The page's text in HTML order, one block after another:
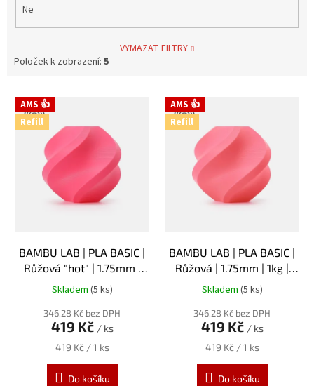
Ne
VYMAZAT FILTRY
Položek k zobrazení: 5
V AMS 👍
Refill
BAMBU LAB | PLA BASIC |
Růžová "hot" | 1.75mm |
1kg | Refill
Skladem (5 ks)
346,28 Kč bez DPH
419 Kč / ks
Měrná
419 Kč / 1 ks
Do košíku
AMS 👍
Refill
BAMBU LAB | PLA BASIC |
Růžová | 1.75mm | 1kg |
Refill
Skladem (5 ks)
346,28 Kč bez DPH
419 Kč / ks
Měrná
419 Kč / 1 ks
Do košíku